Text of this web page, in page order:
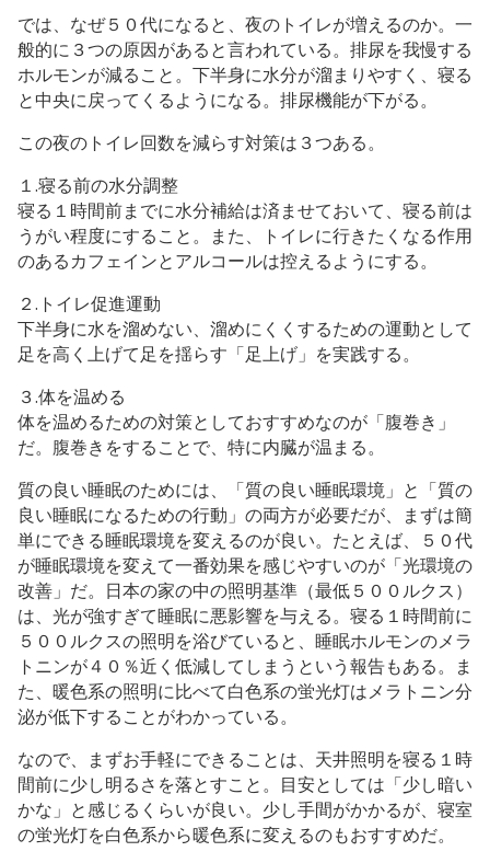
では、なぜ５０代になると、夜のトイレが増えるのか。一
般的に３つの原因があると言われている。排尿を我慢する
ホルモンが減ること。下半身に水分が溜まりやすく、寝る
と中央に戻ってくるようになる。排尿機能が下がる。
この夜のトイレ回数を減らす対策は３つある。
１.寝る前の水分調整
寝る１時間前までに水分補給は済ませておいて、寝る前は
うがい程度にすること。また、トイレに行きたくなる作用
のあるカフェインとアルコールは控えるようにする。
２.トイレ促進運動
下半身に水を溜めない、溜めにくくするための運動として
足を高く上げて足を揺らす「足上げ」を実践する。
３.体を温める
体を温めるための対策としておすすめなのが「腹巻き」
だ。腹巻きをすることで、特に内臓が温まる。
質の良い睡眠のためには、「質の良い睡眠環境」と「質の
良い睡眠になるための行動」の両方が必要だが、まずは簡
単にできる睡眠環境を変えるのが良い。たとえば、５０代
が睡眠環境を変えて一番効果を感じやすいのが「光環境の
改善」だ。日本の家の中の照明基準（最低５００ルクス）
は、光が強すぎて睡眠に悪影響を与える。寝る１時間前に
５００ルクスの照明を浴びていると、睡眠ホルモンのメラ
トニンが４０％近く低減してしまうという報告もある。ま
た、暖色系の照明に比べて白色系の蛍光灯はメラトニン分
泌が低下することがわかっている。
なので、まずお手軽にできることは、天井照明を寝る１時
間前に少し明るさを落とすこと。目安としては「少し暗い
かな」と感じるくらいが良い。少し手間がかかるが、寝室
の蛍光灯を白色系から暖色系に変えるのもおすすめだ。